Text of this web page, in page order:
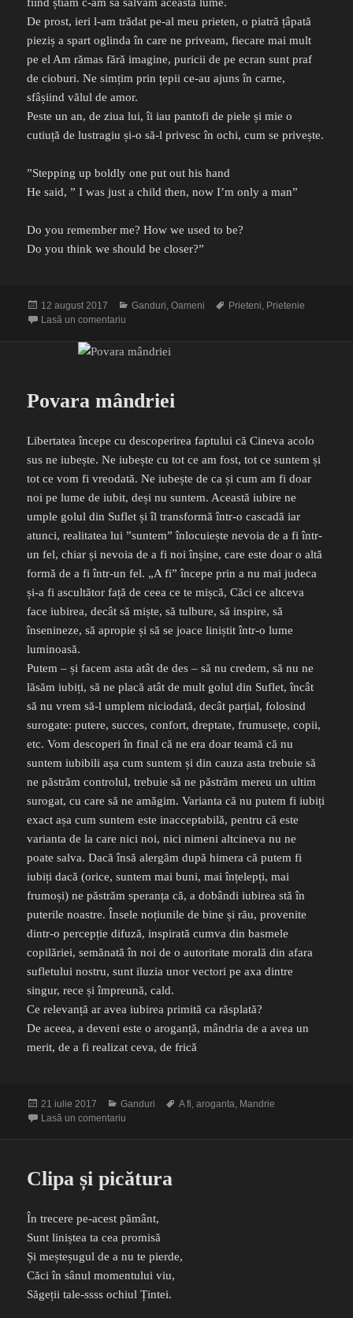
De prost, ieri l-am trădat pe-al meu prieten, o piatră țâpată
pieziș a spart oglinda în care ne priveam, fiecare mai mult
pe el Am rămas fără imagine, puricii de pe ecran sunt praf
de cioburi. Ne simțim prin țepii ce-au ajuns în carne,
sfâșiind vălul de amor.
Peste un an, de ziua lui, îi iau pantofi de piele și mie o
cutiuță de lustragiu și-o să-l privesc în ochi, cum se privește.
”Stepping up boldly one put out his hand
He said, ” I was just a child then, now I’m only a man”
Do you remember me? How we used to be?
Do you think we should be closer?”
Publicat
pe
12 august 2017 Categorii
Ganduri,Oameni Etichete
Prieteni, Prietenie
Lasă un comentariu
Povara mândriei
Libertatea începe cu descoperirea faptului că Cineva acolo
sus ne iubește. Ne iubește cu tot ce am fost, tot ce suntem și
tot ce vom fi vreodată. Ne iubește de ca și cum am fi doar
noi pe lume de iubit, deși nu suntem. Această iubire ne
umple golul din Suflet și îl transformă într-o cascadă iar
atunci, realitatea lui ”suntem” înlocuiește nevoia de a fi într-
un fel, chiar și nevoia de a fi noi înșine, care este doar o altă
formă de a fi într-un fel. „A fi” începe prin a nu mai judeca
și-a fi ascultător față de ceea ce te mișcă, Căci ce altceva
face iubirea, decât să miște, să tulbure, să inspire, să
însenineze, să apropie și să se joace liniștit într-o lume
luminoasă.
Putem – și facem asta atât de des – să nu credem, să nu ne
lăsăm iubiți, să ne placă atât de mult golul din Suflet, încât
să nu vrem să-l umplem niciodată, decât parțial, folosind
surogate: putere, succes, confort, dreptate, frumusețe, copii,
etc. Vom descoperi în final că ne era doar teamă că nu
suntem iubibili așa cum suntem și din cauza asta trebuie să
ne păstrăm controlul, trebuie să ne păstrăm mereu un ultim
surogat, cu care să ne amăgim. Varianta că nu putem fi iubiți
exact așa cum suntem este inacceptabilă, pentru că este
varianta de la care nici noi, nici nimeni altcineva nu ne
poate salva. Dacă însă alergăm după himera că putem fi
iubiți dacă (orice, suntem mai buni, mai înțelepți, mai
frumoși) ne păstrăm speranța că, a dobândi iubirea stă în
puterile noastre. Însele noțiunile de bine și rău, provenite
dintr-o percepție difuză, inspirată cumva din basmele
copilăriei, semănată în noi de o autoritate morală din afara
sufletului nostru, sunt iluzia unor vectori pe axa dintre
singur, rece și împreună, cald.
Ce relevanță ar avea iubirea primită ca răsplată?
De aceea, a deveni este o aroganță, mândria de a avea un
merit, de a fi realizat ceva, de frică
Publicat
pe
21 iulie 2017 Categorii
Ganduri Etichete
A fi,aroganta, Mandrie
Lasă un comentariu
Clipa și picătura
În trecere pe-acest pământ,
Sunt liniștea ta cea promisă
Și meșteșugul de a nu te pierde,
Căci în sânul momentului viu,
Săgeții tale-ssss ochiul Țintei.